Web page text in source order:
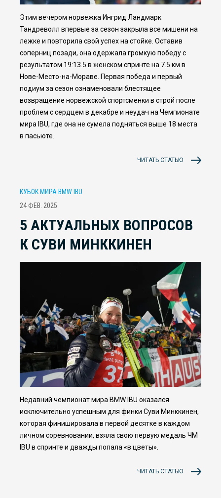
Этим вечером норвежка Ингрид Ландмарк
Тандреволл впервые за сезон закрыла все мишени на
лежке и повторила свой успех на стойке. Оставив
соперниц позади, она одержала громкую победу с
результатом 19:13.5 в женском спринте на 7.5 км в
Нове-Место-на-Мораве. Первая победа и первый
подиум за сезон ознаменовали блестящее
возвращение норвежской спортсменки в строй после
проблем с сердцем в декабре и неудач на Чемпионате
мира IBU, где она не сумела подняться выше 18 места
в пасьюте.
ЧИТАТЬ СТАТЬЮ
КУБОК МИРА BMW IBU
24 ФЕВ. 2025
5 АКТУАЛЬНЫХ ВОПРОСОВ
К СУВИ МИНККИНЕН
Недавний чемпионат мира BMW IBU оказался
исключительно успешным для финки Суви Минккинен,
которая финишировала в первой десятке в каждом
личном соревновании, взяла свою первую медаль ЧМ
IBU в спринте и дважды попала «в цветы».
ЧИТАТЬ СТАТЬЮ